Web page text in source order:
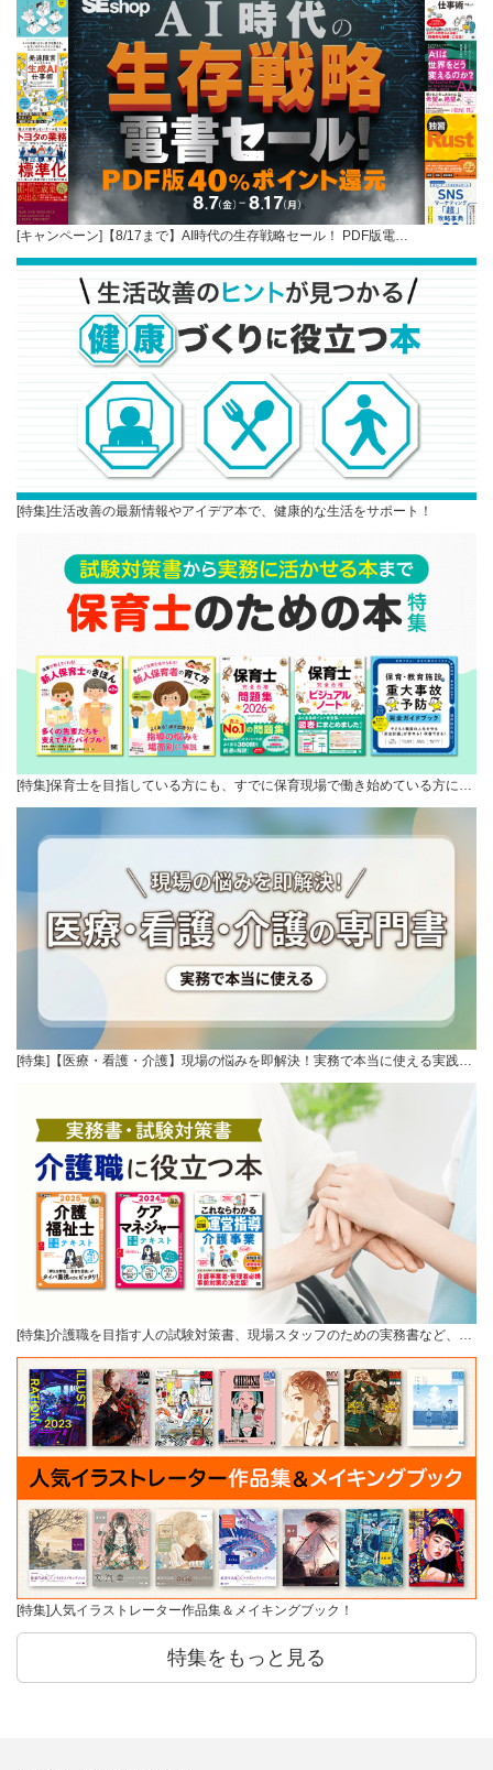
[キャンペーン]【8/17まで】AI時代の生存戦略セール！ PDF版電…
[特集]生活改善の最新情報やアイデア本で、健康的な生活をサポート！
[特集]保育士を目指している方にも、すでに保育現場で働き始めている方に…
[特集]【医療・看護・介護】現場の悩みを即解決！実務で本当に使える実践…
[特集]介護職を目指す人の試験対策書、現場スタッフのための実務書など、…
[特集]人気イラストレーター作品集＆メイキングブック！
特集をもっと見る